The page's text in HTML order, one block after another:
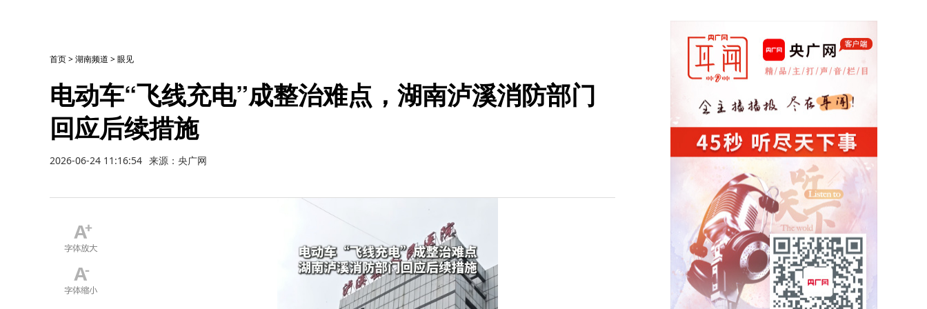
首页>湖南频道 >眼见
电动车“飞线充电”成整治难点，湖南泸溪消防部门
回应后续措施
2026-06-24 11:16:54 来源：央广网